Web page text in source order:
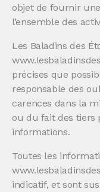
objet de fournir
l’ensemble des
Les Baladins des
précises que
responsable des
carences dans la
ou du fait des tiers
informations.
Toutes les
indicatif, et sont